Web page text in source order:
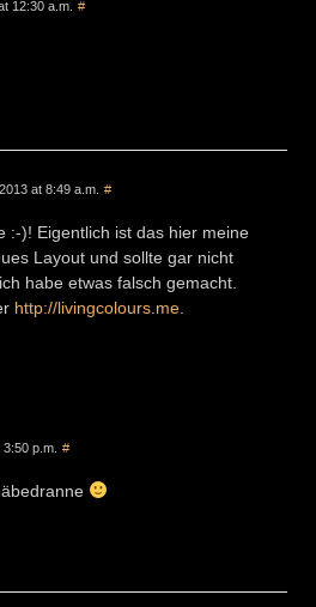
12:30 a.m. #
at 8:49 a.m. #
:-)! Eigentlich ist das hier meine
Layout und sollte gar nicht
habe etwas falsch gemacht.
http://livingcolours.me
p.m. #